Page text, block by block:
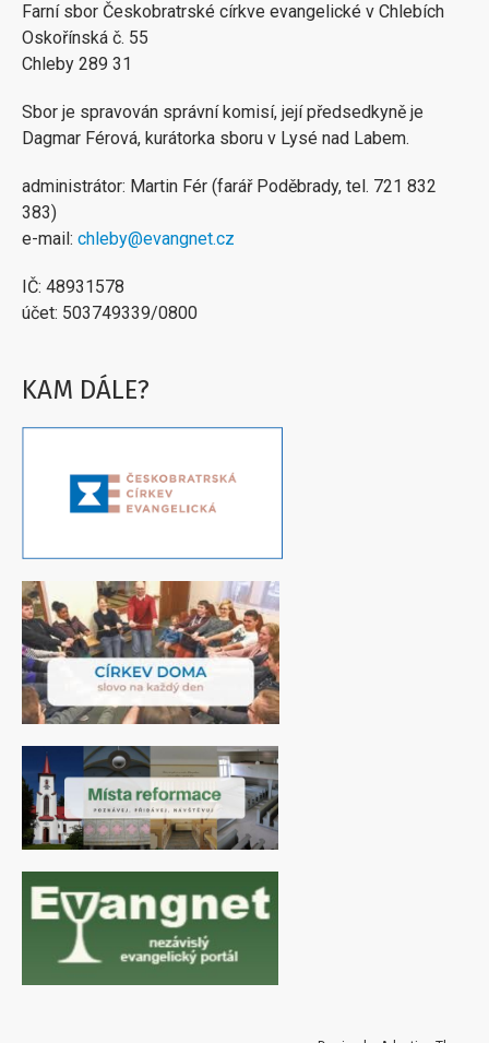
Farní sbor Českobratrské církve evangelické v Chlebích
Oskořínská č. 55
Chleby 289 31
Sbor je spravován správní komisí, její předsedkyně je
Dagmar Férová, kurátorka sboru v Lysé nad Labem.
administrátor: Martin Fér (farář Poděbrady, tel. 721 832
383)
e-mail: chleby@evangnet.cz
IČ: 48931578
účet: 503749339/0800
KAM DÁLE?